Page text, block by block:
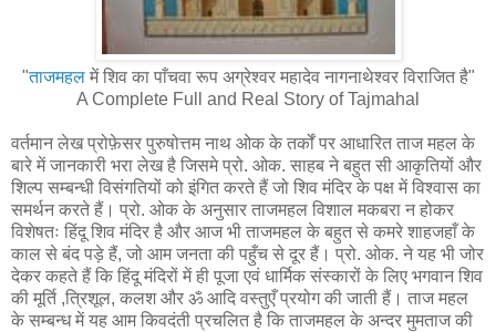
"ताजमहलमें शिव का पाँचवा रूप अग्रेश्वर महादेव नागनाथेश्वर विराजित है"
A Complete Full and Real Story of Tajmahal
वर्तमान लेख प्रोफ़ेसर पुरुषोत्तम नाथ ओक के तर्कों पर आधारित ताज महल के
बारे में जानकारी भरा लेख है जिसमे प्रो. ओक. साहब ने बहुत सी आकृतियों और
शिल्प सम्बन्धी विसंगतियों को इंगित करते हैं जो शिव मंदिर के पक्ष में विश्वास का
समर्थन करते हैं। प्रो. ओक के अनुसार ताजमहल विशाल मकबरा न होकर
विशेषतः हिंदू शिव मंदिर है और आज भी ताजमहल के बहुत से कमरे शाहजहाँ के
काल से बंद पड़े हैं, जो आम जनता की पहुँच से दूर हैं। प्रो. ओक. ने यह भी जोर
देकर कहते हैं कि हिंदू मंदिरों में ही पूजा एवं धार्मिक संस्कारों के लिए भगवान शिव
की मूर्ति ,त्रिशूल, कलश और ॐ आदि वस्तुएँ प्रयोग की जाती हैं। ताज महल
के सम्बन्ध में यह आम किवदंती प्रचलित है कि ताजमहल के अन्दर मुमताज की